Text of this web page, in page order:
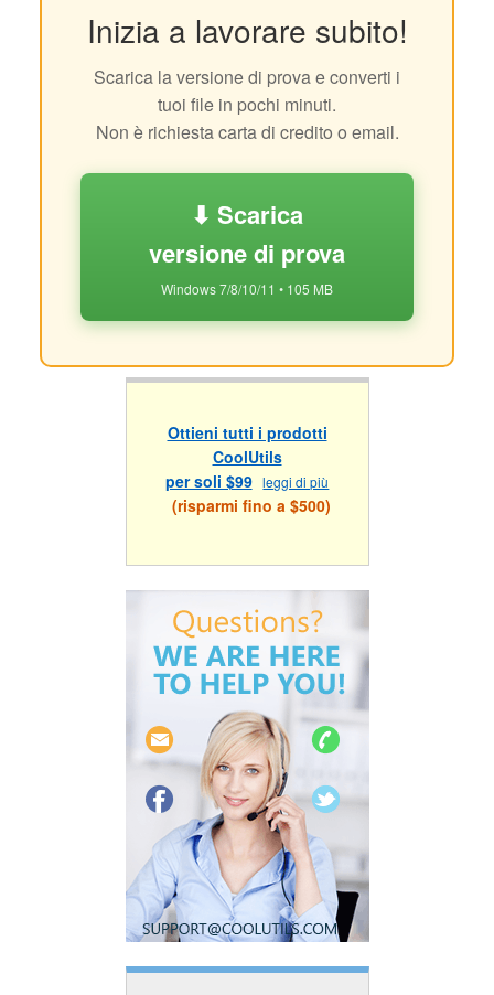
Inizia a lavorare subito!
Scarica la versione di prova e converti i
tuoi file in pochi minuti.
Non è richiesta carta di credito o email.
⬇ Scarica
versione di prova
Windows 7/8/10/11 • 105 MB
Ottieni tutti i prodotti
CoolUtils
per soli $99 leggi di più
(risparmi fino a $500)